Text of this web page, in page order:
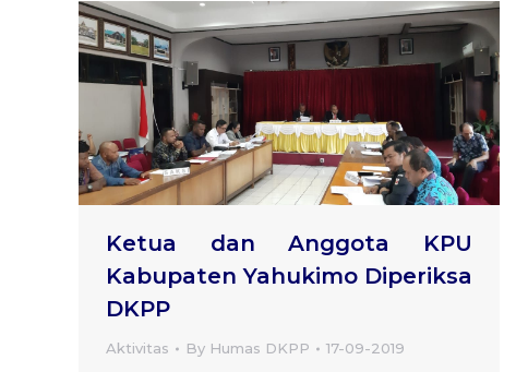
Ketua dan Anggota KPU
Kabupaten Yahukimo Diperiksa
DKPP
Aktivitas By Humas DKPP 17-09-2019